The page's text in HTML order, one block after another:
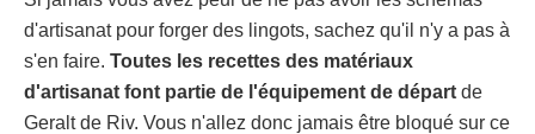
d'artisanat pour forger des lingots, sachez qu'il n'y a pas à
s'en faire. Toutes les recettes des matériaux
d'artisanat font partie de l'équipement de départ de
Geralt de Riv. Vous n'allez donc jamais être bloqué sur ce